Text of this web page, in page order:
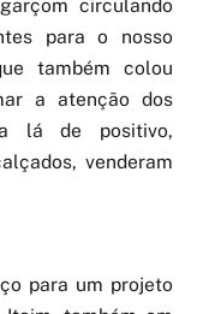
circulando
para o nosso
também colou
a atenção dos
lá de positivo,
venderam
para um projeto